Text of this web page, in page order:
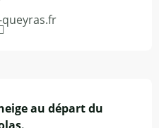
au départ du